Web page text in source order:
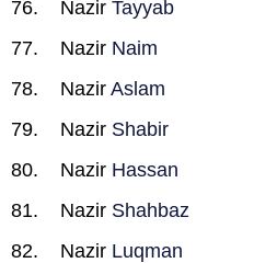
Nazir Tayyab
Nazir Naim
Nazir Aslam
Nazir Shabir
Nazir Hassan
Nazir Shahbaz
Nazir Luqman